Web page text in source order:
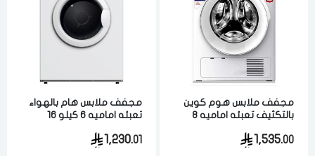
مجفف ملابس هوم كوين
بالتكثيف تعبئه اماميه 8
1,535.00
مجفف ملابس هام بالهواء
تعبئه اماميه 6 كيلو 16
1,230.01